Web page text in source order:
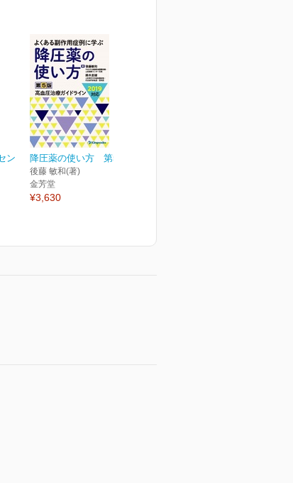
ン
降圧薬の使い方 第5版
後藤 敏和(著)
金芳堂
¥3,630